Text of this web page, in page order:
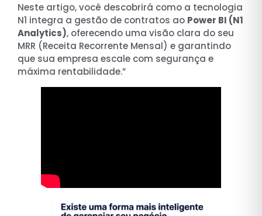
Neste artigo, você descobrirá como a tecnologia
N1 integra a gestão de contratos ao Power BI (N1
Analytics), oferecendo uma visão clara do seu
MRR (Receita Recorrente Mensal) e garantindo
que sua empresa escale com segurança e
máxima rentabilidade.”